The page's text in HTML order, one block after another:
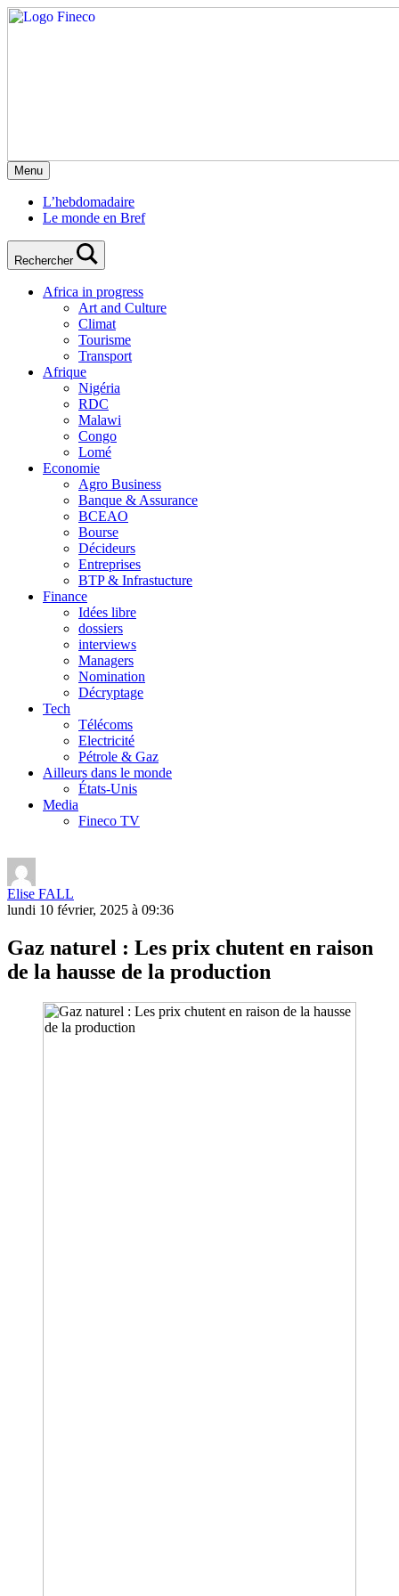
Menu
L’hebdomadaire
Le monde en Bref
Rechercher
Africa in progress
Art and Culture
Climat
Tourisme
Transport
Afrique
Nigéria
RDC
Malawi
Congo
Lomé
Economie
Agro Business
Banque & Assurance
BCEAO
Bourse
Décideurs
Entreprises
BTP & Infrastucture
Finance
Idées libre
dossiers
interviews
Managers
Nomination
Décryptage
Tech
Télécoms
Electricité
Pétrole & Gaz
Ailleurs dans le monde
États-Unis
Media
Fineco TV
Elise FALL
lundi 10 février, 2025 à 09:36
Gaz naturel : Les prix chutent en raison
de la hausse de la production